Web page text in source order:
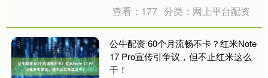
旋钮是“假开关”的视频，更是引爆网
络！ 不少网友拆开自家空气炸锅一
看，直接傻眼——温控旋钮根本没接
线，纯属摆....
查看：177 分类：网上平台配资
公牛配资 60个月流畅不卡？红米Note
17 Pro宣传引争议，但不止红米这么
干！